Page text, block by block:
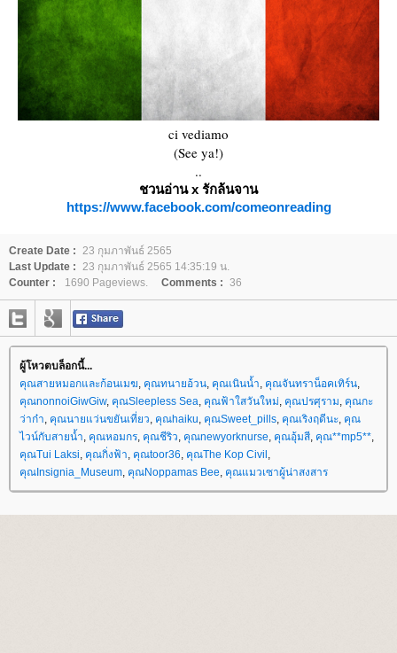
ci vediamo
(See ya!)
..
ชวนอ่าน x รักล้นจาน
https://www.facebook.com/comeonreading
Create Date : 23 กุมภาพันธ์ 2565
Last Update : 23 กุมภาพันธ์ 2565 14:35:19 น.
Counter :
1690 Pageviews. Comments : 36
ผู้โหวตบล็อกนี้...
คุณสายหมอกและก้อนเมฆ, คุณทนายอ้วน, คุณเนินน้ำ, คุณจันทราน็อคเทิร์น,
คุณnonnoiGiwGiw, คุณSleepless Sea, คุณฟ้าใสวันใหม่, คุณปรศุราม, คุณกะ
ว่าก๋า, คุณนายแว่นขยันเที่ยว, คุณhaiku, คุณSweet_pills, คุณเริงฤดีนะ, คุณ
ไวน์กับสายน้ำ, คุณหอมกร, คุณชีริว, คุณnewyorknurse, คุณอุ้มสี, คุณ**mp5**,
คุณTui Laksi, คุณกิ่งฟ้า, คุณtoor36, คุณThe Kop Civil ,
คุณInsignia_Museum, คุณNoppamas Bee, คุณแมวเซาผู้น่าสงสาร